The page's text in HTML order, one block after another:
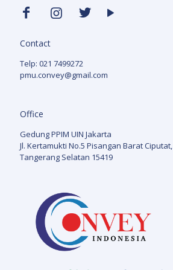
Contact
Telp: 021 7499272
pmu.convey@gmail.com
Office
Gedung PPIM UIN Jakarta
Jl. Kertamukti No.5 Pisangan Barat Ciputat,
Tangerang Selatan 15419